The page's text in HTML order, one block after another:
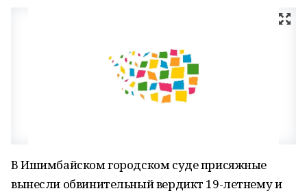
В Ишимбайском городском суде присяжные
вынесли обвинительный вердикт 19-летнему и